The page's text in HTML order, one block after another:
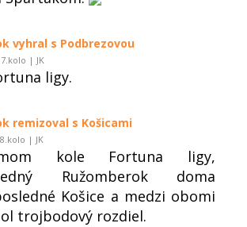
vyhral s Podbrezovou
7.kolo | JK
ligy.
remizoval s Košicami
8.kolo | JK
kole Fortuna ligy,
Ružomberok doma
Košice a medzi obomi
trojbodový rozdiel.